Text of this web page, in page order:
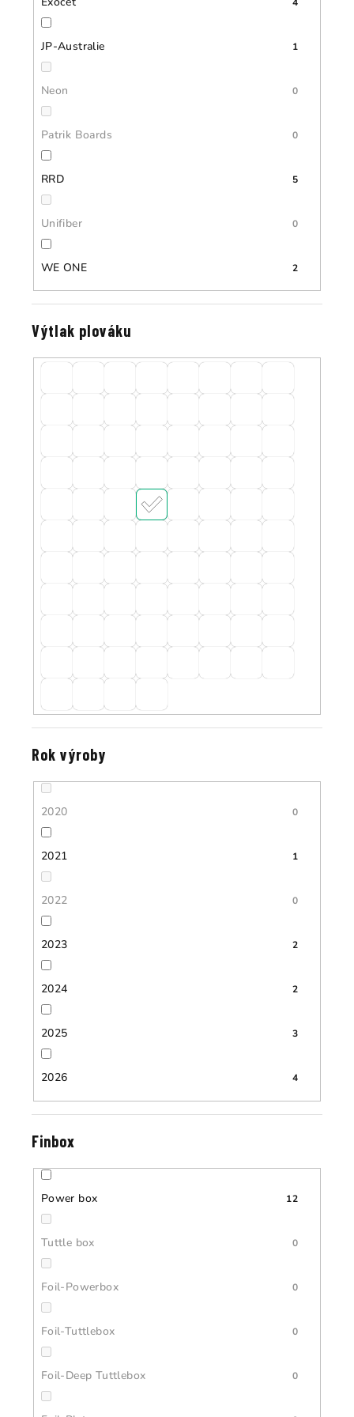
JP-Australie 1
Neon 0
Patrik Boards 0
RRD 5
Unifiber 0
WE ONE 2
Výtlak plováku
Rok výroby
2020 0
2021 1
2022 0
2023 2
2024 2
2025 3
2026 4
Finbox
Power box 12
Tuttle box 0
Foil-Powerbox 0
Foil-Tuttlebox 0
Foil-Deep Tuttlebox 0